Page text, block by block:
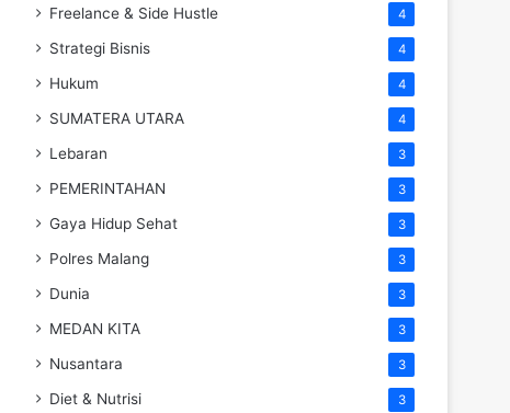
Freelance & Side Hustle 4
Strategi Bisnis 4
Hukum 4
SUMATERA UTARA 4
Lebaran 3
PEMERINTAHAN 3
Gaya Hidup Sehat 3
Polres Malang 3
Dunia 3
MEDAN KITA 3
Nusantara 3
Diet & Nutrisi 3